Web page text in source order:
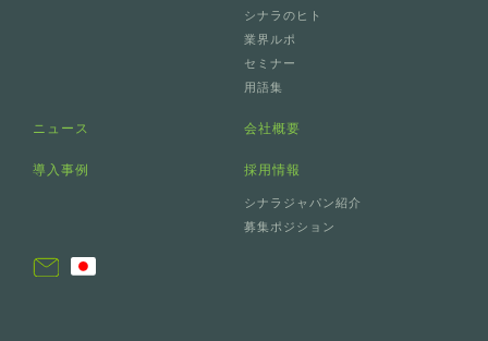
ニュース
導入事例
シナラのヒト
業界ルポ
セミナー
用語集
会社概要
採用情報
シナラジャパン紹介
募集ポジション